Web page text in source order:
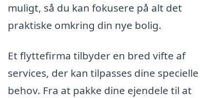
muligt, så du kan fokusere på alt det
praktiske omkring din nye bolig.
Et flyttefirma tilbyder en bred vifte af
services, der kan tilpasses dine specielle
behov. Fra at pakke dine ejendele til at